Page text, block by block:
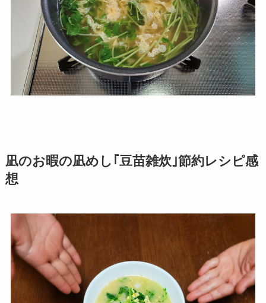
凪のお暇の凪めし｢豆苗雑炊｣節約レシピ感
想